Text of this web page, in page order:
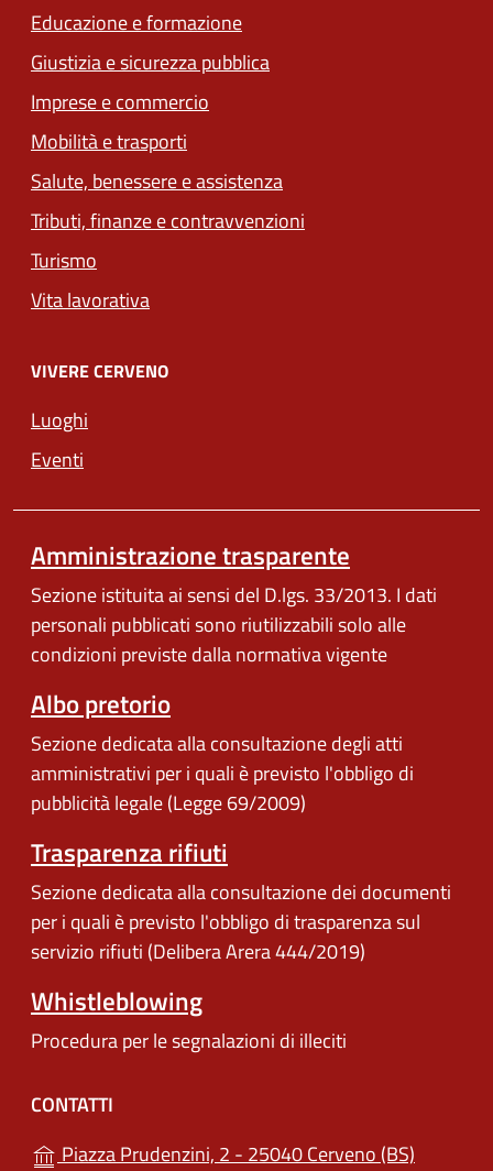
Educazione e formazione
Giustizia e sicurezza pubblica
Imprese e commercio
Mobilità e trasporti
Salute, benessere e assistenza
Tributi, finanze e contravvenzioni
Turismo
Vita lavorativa
VIVERE CERVENO
Luoghi
Eventi
Amministrazione trasparente
Sezione istituita ai sensi del D.lgs. 33/2013. I dati
personali pubblicati sono riutilizzabili solo alle
condizioni previste dalla normativa vigente
Albo pretorio
Sezione dedicata alla consultazione degli atti
amministrativi per i quali è previsto l'obbligo di
pubblicità legale (Legge 69/2009)
Trasparenza rifiuti
Sezione dedicata alla consultazione dei documenti
per i quali è previsto l'obbligo di trasparenza sul
servizio rifiuti (Delibera Arera 444/2019)
Whistleblowing
Procedura per le segnalazioni di illeciti
CONTATTI
Piazza Prudenzini, 2 - 25040 Cerveno (BS)